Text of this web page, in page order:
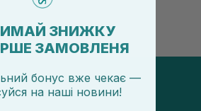
ЗНИЖКУ
ЗАМОВЛЕНЯ
бонус вже чекає —
на наші новини!